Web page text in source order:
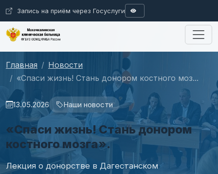
Запись на приём через Госуслуги
A Ц
Интервал Аб
Сбросить
Главная
Новости
«Спаси жизнь! Стань донором костного моз...
13.05.2026 Наши новости
«Спаси жизнь! Стань донором
костного мозга».
Лекция о донорстве в Дагестанском